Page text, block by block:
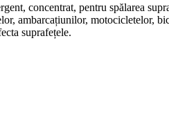
concentrat, pentru spălarea
ambarcațiunilor, motocicletelor,
suprafețele.